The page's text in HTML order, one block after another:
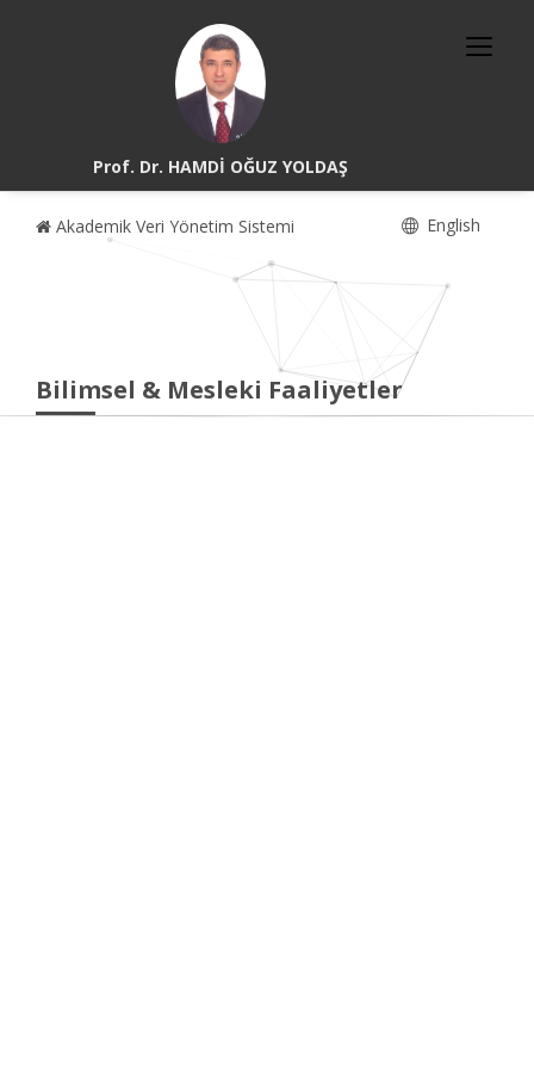
Prof. Dr. HAMDİ OĞUZ YOLDAŞ
Akademik Veri Yönetim Sistemi English
Bilimsel & Mesleki Faaliyetler